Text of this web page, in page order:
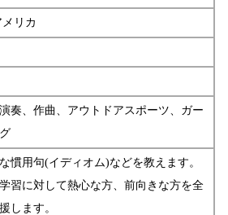
リカ
奏、作曲、アウトドアスポーツ、ガー
慣用句(イディオム)などを教えます。
習に対して熱心な方、前向きな方を全
します。